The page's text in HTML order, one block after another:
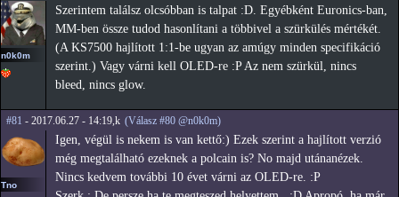
n0k0m
Szerintem találsz olcsóbban is talpat :D. Egyébként Euronics-ban,
MM-ben össze tudod hasonlítani a többivel a szürkülés mértékét.
(A KS7500 hajlított 1:1-be ugyan az amúgy minden specifikáció
szerint.) Vagy várni kell OLED-re :P Az nem szürkül, nincs
bleed, nincs glow.
#81 - 2017.06.27 - 14:19,k (Válasz #80 @n0k0m)
Tno
Igen, végül is nekem is van kettő:) Ezek szerint a hajlított verzió
még megtalálható ezeknek a polcain is? No majd utánanézek.
Nincs kedvem további 10 évet várni az OLED-re. :P